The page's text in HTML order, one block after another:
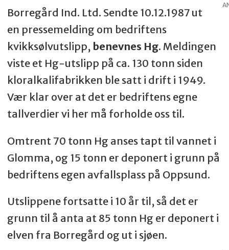
Borregård Ind. Ltd. Sendte 10.12.1987 ut
en pressemelding om bedriftens
kvikksølvutslipp, benevnes Hg. Meldingen
viste et Hg-utslipp på ca. 130 tonn siden
kloralkalifabrikken ble satt i drift i 1949.
Vær klar over at det er bedriftens egne
tallverdier vi her må forholde oss til.
Omtrent 70 tonn Hg anses tapt til vannet i
Glomma, og 15 tonn er deponert i grunn på
bedriftens egen avfallsplass på Oppsund.
Utslippene fortsatte i 10 år til, så det er
grunn til å anta at 85 tonn Hg er deponert i
elven fra Borregård og ut i sjøen.